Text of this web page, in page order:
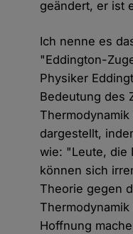
geändert, er ist
Ich nenne es
"Eddington-
Physiker
Bedeutung des
dargestellt,
wie: "Leute, die
können sich
Theorie gegen
Hoffnung